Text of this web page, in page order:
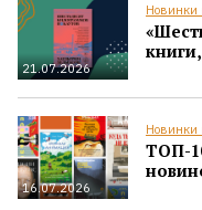
21.07.2026
Новинки
16.07.2026
Новинки
ТОП-